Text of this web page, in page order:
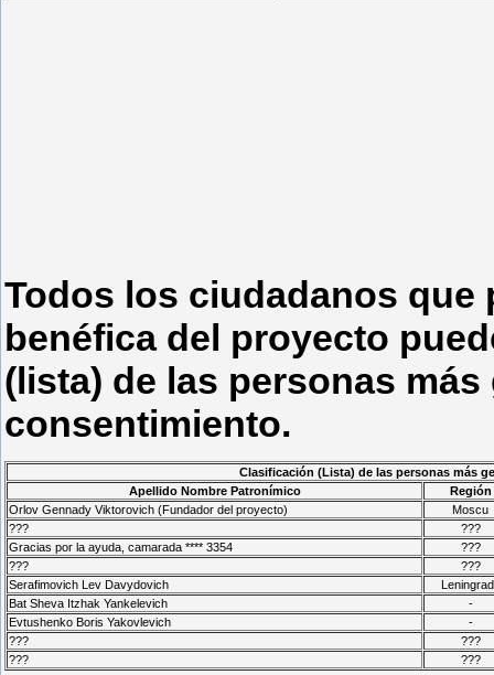
Todos los ciudadanos
benéfica del proyecto
(lista) de las personas
consentimiento.
Clasificación (Lista) de las personas más
Apellido Nombre Patronímico
Región
Orlov Gennady Viktorovich (Fundador del proyecto)
Moscu
???
???
Gracias por la ayuda, camarada **** 3354
???
???
???
Serafimovich Lev Davydovich
Bat Sheva Itzhak Yankelevich
-
Evtushenko Boris Yakovlevich
-
???
???
???
???